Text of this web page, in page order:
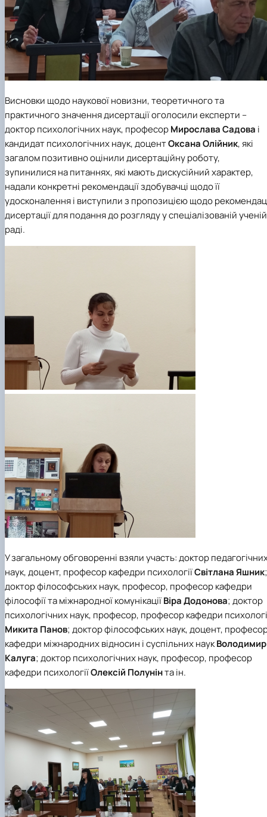
Висновки щодо наукової новизни, теоретичного та
практичного значення дисертації оголосили експерти –
доктор психологічних наук, професорМирослава Садова і
кандидат психологічних наук, доцентОксана Олійник, які
загалом позитивно оцінили дисертаційну роботу,
зупинилися на питаннях, які мають дискусійний характер,
надали конкретні рекомендації здобувачці щодо її
удосконалення і виступили з пропозицією щодо
дисертації для подання до розгляду у спеціалізованій ученій
раді.
У загальному обговоренні взяли участь: доктор
наук, доцент, професор кафедри психологіїСвітлана Яшник;
доктор філософських наук, професор, професор кафедри
філософії та міжнародної комунікаціїВіра Додонова; доктор
психологічних наук, професор, професор кафедри
Микита Панов; доктор філософських наук, доцент,
кафедри міжнародних відносин і суспільних наукВолодимир
Калуга; доктор психологічних наук, професор, професор
кафедри психологіїОлексій Полунінта ін.